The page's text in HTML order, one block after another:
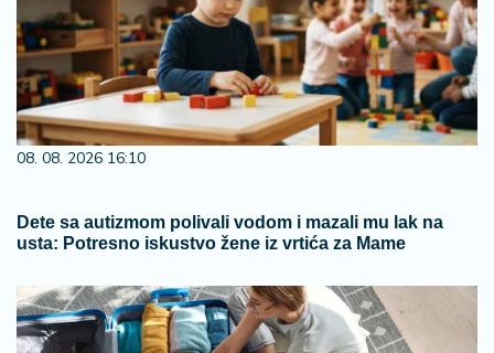
08. 08. 2026 16:10
Dete sa autizmom polivali vodom i mazali mu lak na
usta: Potresno iskustvo žene iz vrtića za Mame